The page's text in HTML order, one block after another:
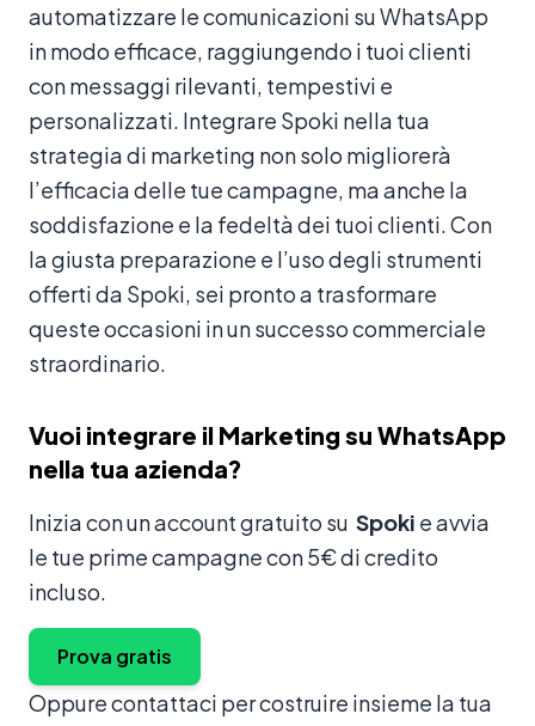
automatizzare le comunicazioni su WhatsApp
in modo efficace, raggiungendo i tuoi clienti
con messaggi rilevanti, tempestivi e
personalizzati. Integrare Spoki nella tua
strategia di marketing non solo migliorerà
l’efficacia delle tue campagne, ma anche la
soddisfazione e la fedeltà dei tuoi clienti. Con
la giusta preparazione e l’uso degli strumenti
offerti da Spoki, sei pronto a trasformare
queste occasioni in un successo commerciale
straordinario.
Vuoi integrare il Marketing su WhatsApp
nella tua azienda?
Inizia con un account gratuito su Spoki e avvia
le tue prime campagne con 5€ di credito
incluso.
Prova gratis
Oppure contattaci per costruire insieme la tua